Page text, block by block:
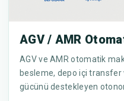
AGV / AMR
AGV ve AMR otomatik
besleme, depo içi
gücünü destekleyen